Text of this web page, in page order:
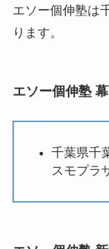
エソー個伸塾は
ります。
エソー個伸塾
千葉県千
スモプラ